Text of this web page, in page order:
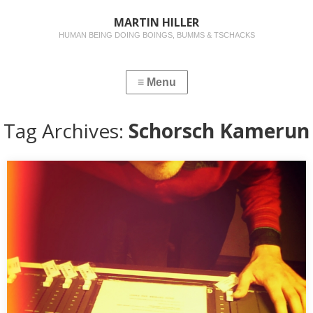
MARTIN HILLER
HUMAN BEING DOING BOINGS, BUMMS & TSCHACKS
Tag Archives: Schorsch Kamerun